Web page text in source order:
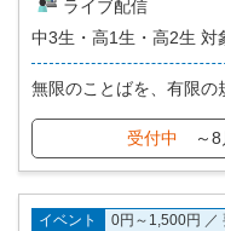
ライブ配信
中3生・高1生・高2生 対
無限のことばを、有限の
受付中 ～
イベント 0円～1,500円 ／